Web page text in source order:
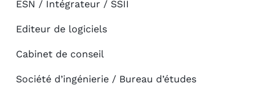
ESN / Intégrateur / SSII
Editeur de logiciels
Cabinet de conseil
Société d’ingénierie / Bureau d’études